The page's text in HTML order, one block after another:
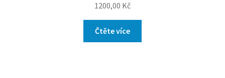
1200,00 Kč
Čtěte více